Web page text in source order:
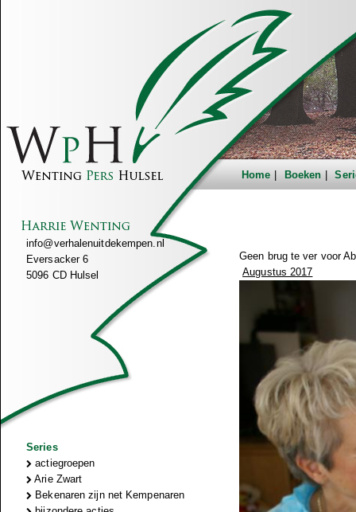
Home Boeken
info@verhalenuitdekempen.nl
Eversacker 6
5096 CD Hulsel
Series
actiegroepen
Arie Zwart
Bekenaren zijn net Kempenaren
Geen brug te ver voor
Augustus 2017